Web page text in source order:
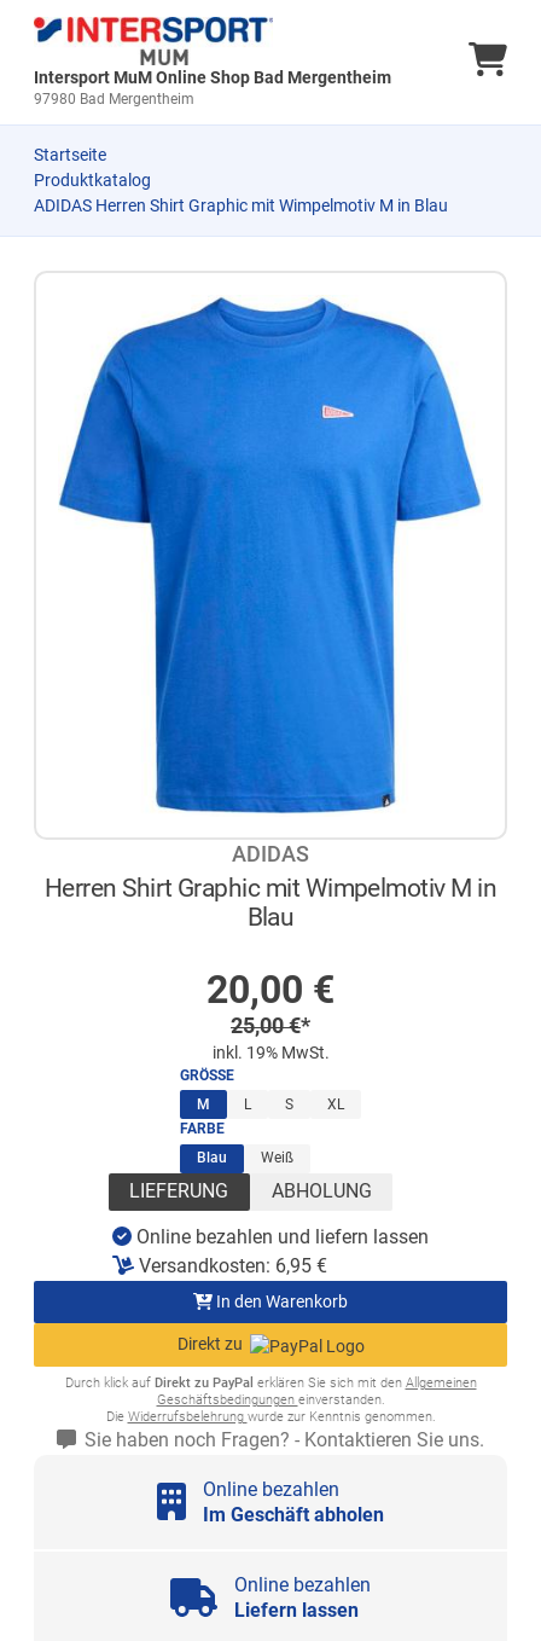
Intersport MuM Online Shop Bad Mergentheim
97980 Bad Mergentheim
Startseite
Produktkatalog
ADIDAS Herren Shirt Graphic mit Wimpelmotiv M in Blau
ADIDAS
Herren Shirt Graphic mit Wimpelmotiv M in
Blau
Sonderpreis
20,00 €
Regulärer Preis
25,00€*
inkl. 19% MwSt.
GRÖSSE
M(ausgewählt)
L S
XL
FARBE
Blau(ausgewählt)
Weiß
LIEFERUNG ABHOLUNG
Online bezahlen und liefern lassen
Versandkosten: 6,95 €
In den Warenkorb
Direkt zu
Durch klick auf Direkt zu PayPal erklären Sie sich mit den Allgemeinen
Geschäftsbedingungen einverstanden.
Die Widerrufsbelehrung wurde zur Kenntnis genommen.
Sie haben noch Fragen? - Kontaktieren Sie uns.
Online bezahlen
Im Geschäft abholen
Online bezahlen
Liefern lassen